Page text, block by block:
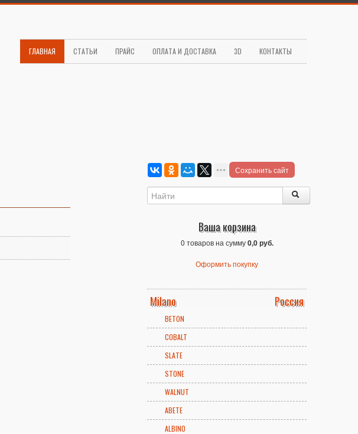
ГЛАВНАЯ СТАТЬИ ПРАЙС ОПЛАТА И ДОСТАВКА 3D КОНТАКТЫ
Сохранить сайт
Ваша корзина
0 товаров на сумму0,0 руб.
Оформить покупку
Milano Россия
BETON
COBALT
SLATE
STONE
WALNUT
ABETE
ALBINO